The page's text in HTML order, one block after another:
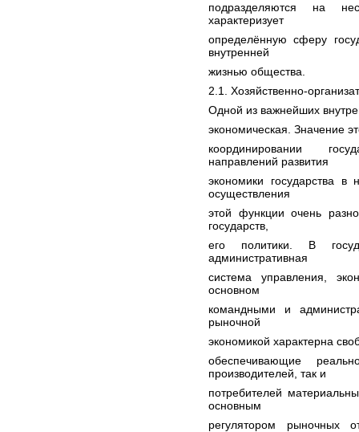
подразделяются на
характеризует
определённую сферу
внутренней
жизнью общества.
2.1. Хозяйственно-
Одной из важнейших
экономическая. Значение
координировании
направлений развития
экономики государства
осуществления
этой функции очень
государств,
его политики. В
административная
система управления,
основном
командными и
рыночной
экономикой характерна
обеспечивающие
производителей, так и
потребителей
основным
регулятором рыночных